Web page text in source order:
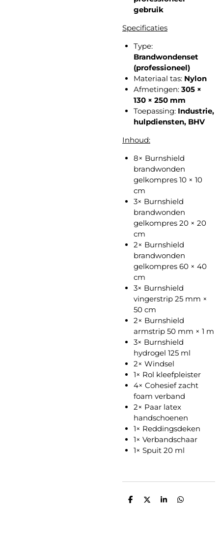
gebruik
Specificaties
Type:
Brandwondenset
(professioneel)
Materiaal tas: Nylon
Afmetingen: 305 ×
130 × 250 mm
Toepassing: Industrie,
hulpdiensten, BHV
Inhoud:
8× Burnshield
brandwonden
gelkompres 10 × 10
cm
3× Burnshield
brandwonden
gelkompres 20 × 20
cm
2× Burnshield
brandwonden
gelkompres 60 × 40
cm
3× Burnshield
vingerstrip 25 mm ×
50 cm
2× Burnshield
armstrip 50 mm × 1 m
3× Burnshield
hydrogel 125 ml
2× Windsel
1× Rol kleefpleister
4× Cohesief zacht
foam verband
2× Paar latex
handschoenen
1× Reddingsdeken
1× Verbandschaar
1× Spuit 20 ml
D
D
S
D